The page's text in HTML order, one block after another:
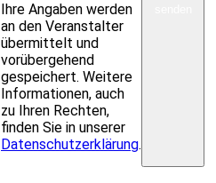
Ihre Angaben werden
an den Veranstalter
übermittelt und
vorübergehend
gespeichert. Weitere
Informationen, auch
zu Ihren Rechten,
finden Sie in unserer
Datenschutzerklärung.